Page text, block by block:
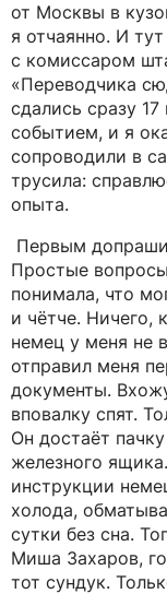
от Москвы в
я отчаянно. И
с комиссаром
«Переводчика
сдались сразу
событием, и я
сопроводили в
трусила:
опыта.
Первым
Простые
понимала, что
и чётче. Ничего,
немец у меня не
отправил меня
документы.
вповалку спят.
Он достаёт
железного
инструкции
холода,
сутки без сна.
Миша Захаров,
тот сундук.